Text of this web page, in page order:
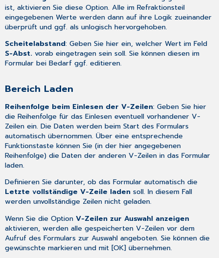
ist, aktivieren Sie diese Option. Alle im Refraktionsteil
eingegebenen Werte werden dann auf ihre Logik zueinander
überprüft und ggf. als unlogisch hervorgehoben.
Scheitelabstand: Geben Sie hier ein, welcher Wert im Feld
S-Abst. vorab eingetragen sein soll. Sie können diesen im
Formular bei Bedarf ggf. editieren.
Bereich Laden
Reihenfolge beim Einlesen der V-Zeilen: Geben Sie hier
die Reihenfolge für das Einlesen eventuell vorhandener V-
Zeilen ein. Die Daten werden beim Start des Formulars
automatisch übernommen. Über eine entsprechende
Funktionstaste können Sie (in der hier angegebenen
Reihenfolge) die Daten der anderen V-Zeilen in das Formular
laden.
Definieren Sie darunter, ob das Formular automatisch die
Letzte vollständige V-Zeile laden soll. In diesem Fall
werden unvollständige Zeilen nicht geladen.
Wenn Sie die OptionV-Zeilen zur Auswahl anzeigen
aktivieren, werden alle gespeicherten V-Zeilen vor dem
Aufruf des Formulars zur Auswahl angeboten. Sie können die
gewünschte markieren und mit [OK] übernehmen.